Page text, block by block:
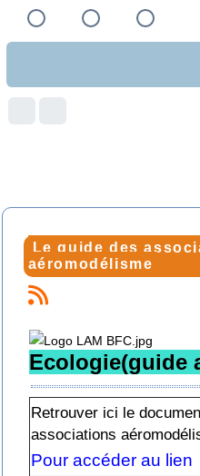
Le guide des
aéromodélisme
Ecologie(guide
Retrouver ici le
associations
Pour accéder au